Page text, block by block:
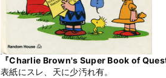
『Charlie Brown's Super Book of
表紙にスレ、天に少汚れ有。